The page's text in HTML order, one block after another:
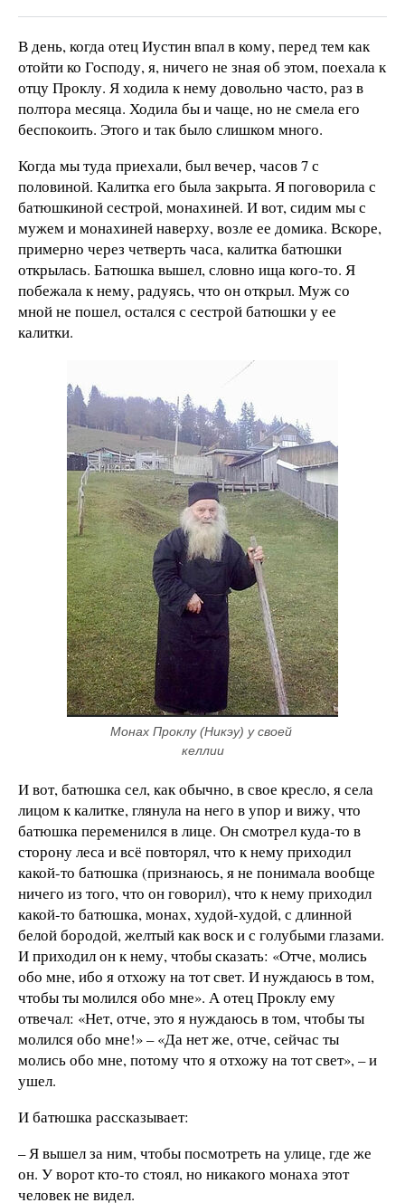
В день, когда отец Иустин впал в кому, перед тем как
отойти ко Господу, я, ничего не зная об этом, поехала к
отцу Проклу. Я ходила к нему довольно часто, раз в
полтора месяца. Ходила бы и чаще, но не смела его
беспокоить. Этого и так было слишком много.
Когда мы туда приехали, был вечер, часов 7 с
половиной. Калитка его была закрыта. Я поговорила с
батюшкиной сестрой, монахиней. И вот, сидим мы с
мужем и монахиней наверху, возле ее домика. Вскоре,
примерно через четверть часа, калитка батюшки
открылась. Батюшка вышел, словно ища кого-то. Я
побежала к нему, радуясь, что он открыл. Муж со
мной не пошел, остался с сестрой батюшки у ее
калитки.
Монах Проклу (Никэу) у своей
келлии
И вот, батюшка сел, как обычно, в свое кресло, я села
лицом к калитке, глянула на него в упор и вижу, что
батюшка переменился в лице. Он смотрел куда-то в
сторону леса и всё повторял, что к нему приходил
какой-то батюшка (признаюсь, я не понимала вообще
ничего из того, что он говорил), что к нему приходил
какой-то батюшка, монах, худой-худой, с длинной
белой бородой, желтый как воск и с голубыми глазами.
И приходил он к нему, чтобы сказать: «Отче, молись
обо мне, ибо я отхожу на тот свет. И нуждаюсь в том,
чтобы ты молился обо мне». А отец Проклу ему
отвечал: «Нет, отче, это я нуждаюсь в том, чтобы ты
молился обо мне!» – «Да нет же, отче, сейчас ты
молись обо мне, потому что я отхожу на тот свет», – и
ушел.
И батюшка рассказывает:
– Я вышел за ним, чтобы посмотреть на улице, где же
он. У ворот кто-то стоял, но никакого монаха этот
человек не видел.